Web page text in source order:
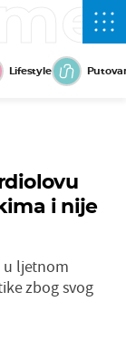
Lifestyle
i nije
u ljetnom
zbog svog